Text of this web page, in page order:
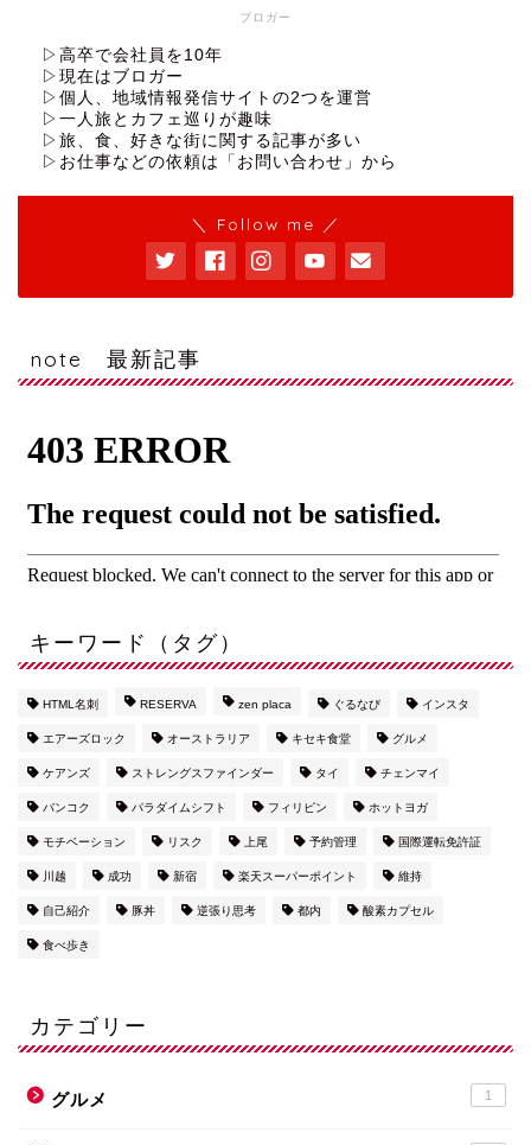
ブロガー
▷高卒で会社員を10年
▷現在はブロガー
▷個人、地域情報発信サイトの2つを運営
▷一人旅とカフェ巡りが趣味
▷旅、食、好きな街に関する記事が多い
▷お仕事などの依頼は「お問い合わせ」から
＼ Follow me ／
note 最新記事
キーワード（タグ）
HTML名刺 RESERVA zen placa ぐるなび インスタ
エアーズロック オーストラリア キセキ食堂 グルメ
ケアンズ ストレングスファインダー タイ チェンマイ
バンコク パラダイムシフト フィリピン ホットヨガ
モチベーション リスク 上尾 予約管理 国際運転免許証
川越 成功 新宿 楽天スーパーポイント 維持
自己紹介 豚丼 逆張り思考 都内 酸素カプセル
食べ歩き
カテゴリー
グルメ 1